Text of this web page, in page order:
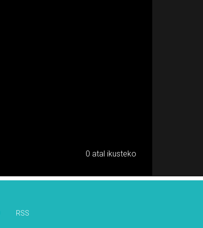
0 atal ikusteko
RSS